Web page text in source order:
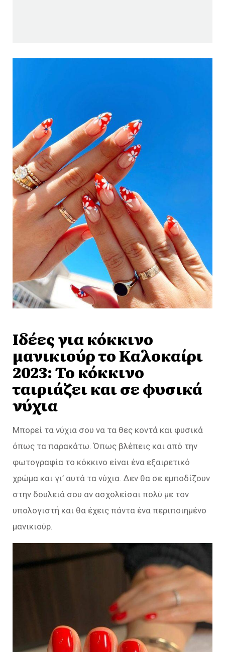
Ιδέες για κόκκινο
μανικιούρ το Καλοκαίρι
2023: Το κόκκινο
ταιριάζει και σε φυσικά
νύχια
Μπορεί τα νύχια σου να τα θες κοντά και φυσικά
όπως τα παρακάτω. Όπως βλέπεις και από την
φωτογραφία το κόκκινο είναι ένα εξαιρετικό
χρώμα και γι’ αυτά τα νύχια. Δεν θα σε εμποδίζουν
στην δουλειά σου αν ασχολείσαι πολύ με τον
υπολογιστή και θα έχεις πάντα ένα περιποιημένο
μανικιούρ.